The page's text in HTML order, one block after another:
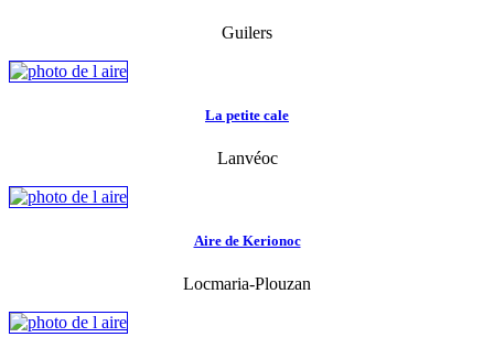
Guilers
La petite cale
Lanvéoc
Aire de Kerionoc
Locmaria-Plouzan